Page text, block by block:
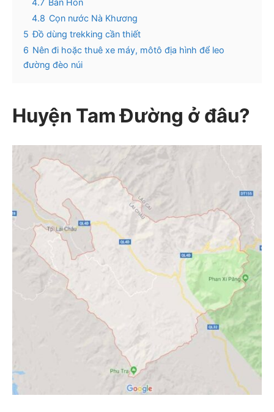
4.7 Bản Hon
4.8 Cọn nước Nà Khương
5 Đồ dùng trekking cần thiết
6 Nên đi hoặc thuê xe máy, môtô địa hình để leo
đường đèo núi
Huyện Tam Đường ở đâu?